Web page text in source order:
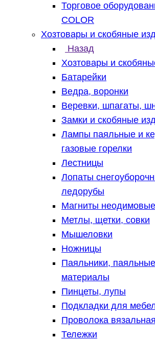
Торговое
COLOR
Хозтовары и скобяные
Назад
Хозтовары и
Батарейки
Ведра, воронки
Веревки, шпагаты,
Замки и скобяные
Лампы паяльные и
газовые горелки
Лестницы
Лопаты
ледорубы
Магниты неодимовые
Метлы, щетки, совки
Мышеловки
Ножницы
Паяльники,
материалы
Пинцеты, лупы
Подкладки для
Проволока
Тележки